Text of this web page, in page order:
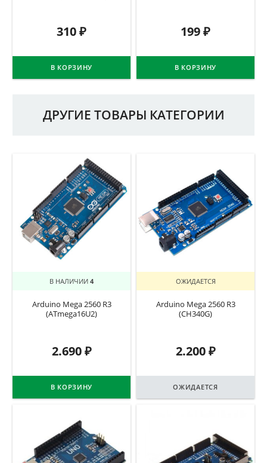
310₽
В КОРЗИНУ
199₽
В КОРЗИНУ
ДРУГИЕ ТОВАРЫ КАТЕГОРИИ
В НАЛИЧИИ 4
Arduino Mega 2560 R3
(ATmega16U2)
2.690₽
В КОРЗИНУ
ОЖИДАЕТСЯ
Arduino Mega 2560 R3
(CH340G)
2.200₽
ОЖИДАЕТСЯ